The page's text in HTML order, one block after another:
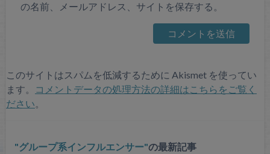
の名前、メールアドレス、サイトを保存する。
このサイトはスパムを低減するために Akismet を使ってい
ます。
コメントデータの処理方法の詳細はこちらをご覧く
ださい。
グループ系インフルエンサー の最新記事